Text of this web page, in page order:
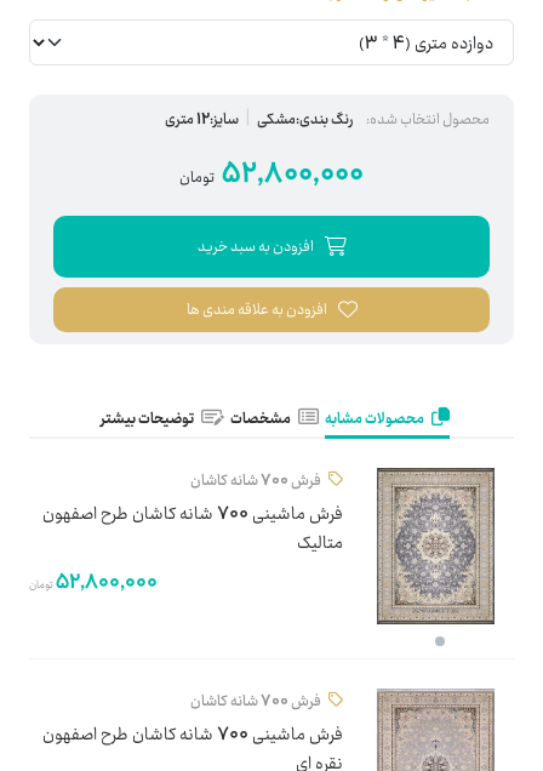
محصول انتخاب شده: رنگ بندی:مشکی سایز:12 متری
52,800,000 تومان
افزودن به سبد خرید
افزودن به علاقه مندی ها
محصولات مشابه مشخصات توضیحات بیشتر
فرش 700 شانه کاشان
فرش ماشینی 700 شانه کاشان طرح اصفهون
متالیک
52,800,000تومان
فرش 700 شانه کاشان
فرش ماشینی 700 شانه کاشان طرح اصفهون
نقره ای